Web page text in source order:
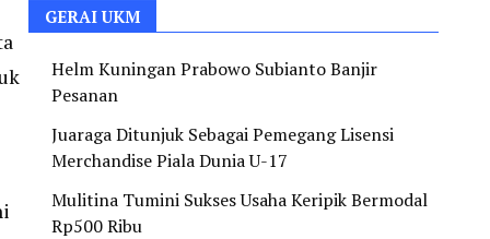
GERAI UKM
Helm Kuningan Prabowo Subianto Banjir
Pesanan
Juaraga Ditunjuk Sebagai Pemegang Lisensi
Merchandise Piala Dunia U-17
Mulitina Tumini Sukses Usaha Keripik Bermodal
Rp500 Ribu